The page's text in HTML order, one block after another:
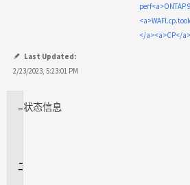
perf<a>ONTAP
</a><a>CP</
Last Updated:
2/23/2023, 5:23:01 PM
适
状态信息